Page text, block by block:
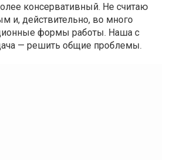
консервативный. Не считаю
и, действительно, во много
формы работы. Наша с
— решить общие проблемы.